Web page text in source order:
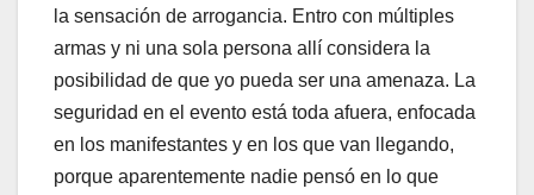
la sensación de arrogancia. Entro con múltiples
armas y ni una sola persona allí considera la
posibilidad de que yo pueda ser una amenaza. La
seguridad en el evento está toda afuera, enfocada
en los manifestantes y en los que van llegando,
porque aparentemente nadie pensó en lo que